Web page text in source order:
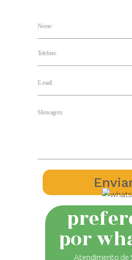
por
Atendimento de